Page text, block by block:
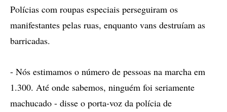
Polícias com roupas especiais perseguiram os
manifestantes pelas ruas, enquanto vans destruíam as
barricadas.
- Nós estimamos o número de pessoas na marcha em
1.300. Até onde sabemos, ninguém foi seriamente
machucado - disse o porta-voz da polícia de